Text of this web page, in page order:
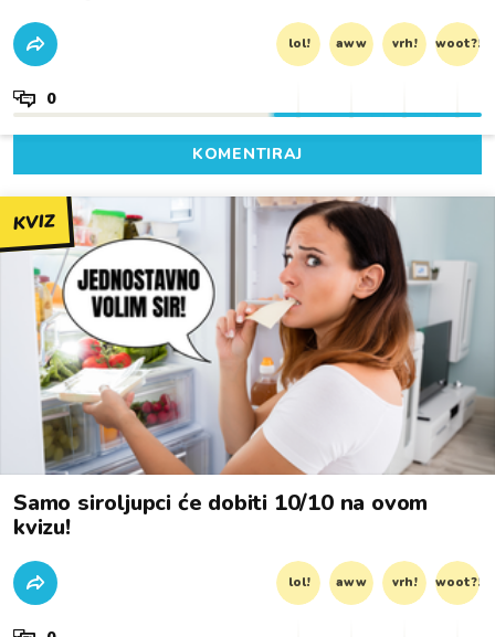
lol! aww vrh! woot?!
0
KOMENTIRAJ
KVIZ
Samo siroljupci će dobiti 10/10 na ovom
kvizu!
lol! aww vrh! woot?!